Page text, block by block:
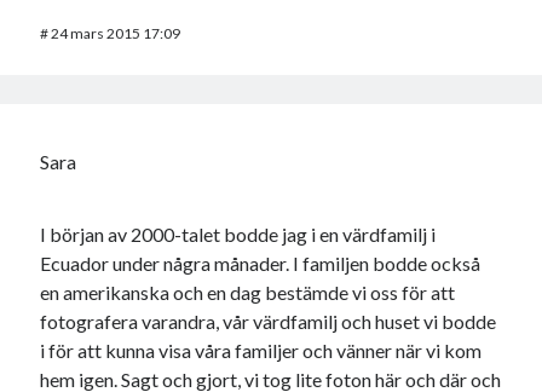
#24 mars 2015 17:09
Sara
I början av 2000-talet bodde jag i en värdfamilj i
Ecuador under några månader. I familjen bodde också
en amerikanska och en dag bestämde vi oss för att
fotografera varandra, vår värdfamilj och huset vi bodde
i för att kunna visa våra familjer och vänner när vi kom
hem igen. Sagt och gjort, vi tog lite foton här och där och